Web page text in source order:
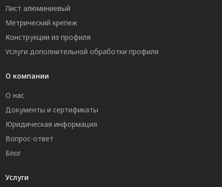
Лист алюминиевый
Метрический крепеж
Конструкции из профиля
Услуги дополнительной обработки профиля
О компании
О нас
Документы и сертификаты
Юридическая информация
Вопрос-ответ
Блог
Услуги